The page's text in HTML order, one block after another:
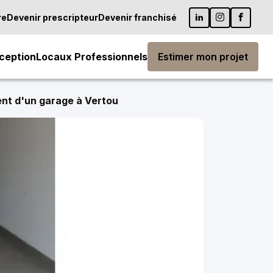
Devenir prescripteurDevenir franchisé
Locaux Professionnels Estimer mon projet
d'un garage à Vertou